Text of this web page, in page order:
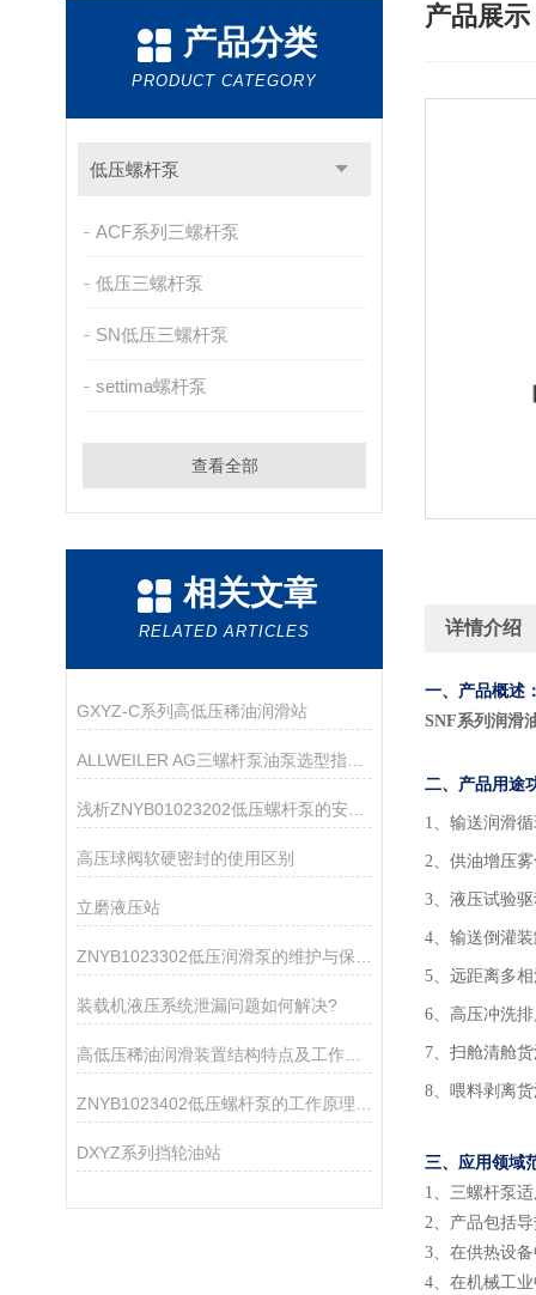
产品分类
PRODUCT CATEGORY
低压螺杆泵
ACF系列三螺杆泵
低压三螺杆泵
SN低压三螺杆泵
settima螺杆泵
查看全部
相关文章
RELATED ARTICLES
GXYZ-C系列高低压稀油润滑站
浅析ZNYB01023202低压螺杆泵的安装注意事项
高压球阀软硬密封的使用区别
立磨液压站
装载机液压系统泄漏问题如何解决?
高低压稀油润滑装置结构特点及工作原理
DXYZ系列挡轮油站
产品展示
详情介绍
一、产品概述
SNF系列润滑
二、产品用途
1、输送润滑
2、供油增压
3、液压试验
4、输送倒灌
5、远距离多
6、高压冲洗
7、扫舱清舱
8、喂料剥离
三、应用领域
1、 三螺杆泵
2、 产品包括
3、 在供热设
4、 在机械工